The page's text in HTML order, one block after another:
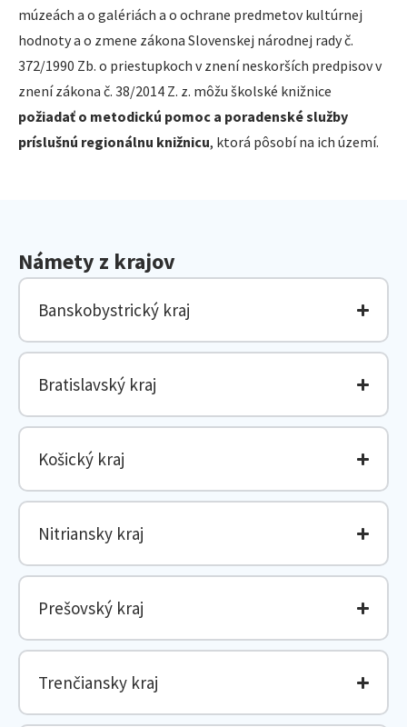
múzeách a o galériách a o ochrane predmetov kultúrnej
hodnoty a o zmene zákona Slovenskej národnej rady č.
372/1990 Zb. o priestupkoch v znení neskorších predpisov v
znení zákona č. 38/2014 Z. z. môžu školské knižnice
požiadať o metodickú pomoc a poradenské služby
príslušnú regionálnu knižnicu, ktorá pôsobí na ich území.
Námety z krajov
Banskobystrický kraj
Bratislavský kraj
Košický kraj
Nitriansky kraj
Prešovský kraj
Trenčiansky kraj